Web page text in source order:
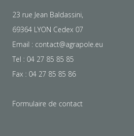
23 rue Jean Baldassini,
69364 LYON Cedex 07
Email : contact@agrapole.eu
Tel : 04 27 85 85 85
Fax : 04 27 85 85 86
Formulaire de contact